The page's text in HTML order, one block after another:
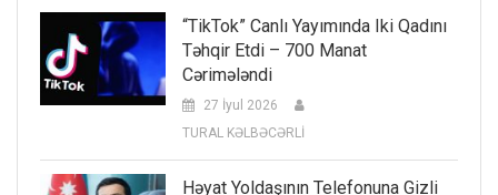
“TikTok” Canlı Yayımında Iki Qadını
Təhqir Etdi – 700 Manat
Cərimələndi
27 İyul 2026
TURAL KƏLBƏCƏRLİ
Həyat Yoldaşının Telefonuna Gizli